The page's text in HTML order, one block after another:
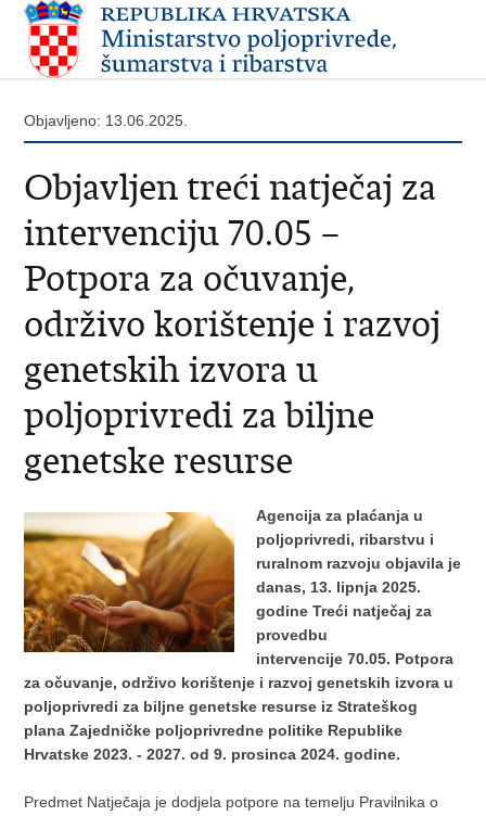
Objavljeno: 13.06.2025.
Objavljen treći natječaj za
intervenciju 70.05 –
Potpora za očuvanje,
održivo korištenje i razvoj
genetskih izvora u
poljoprivredi za biljne
genetske resurse
Agencija za plaćanja u
poljoprivredi, ribarstvu i
ruralnom razvoju objavila je
danas, 13. lipnja 2025.
godine Treći natječaj za
provedbu
intervencije 70.05. Potpora
za očuvanje, održivo korištenje i razvoj genetskih izvora u
poljoprivredi za biljne genetske resurse iz Strateškog
plana Zajedničke poljoprivredne politike Republike
Hrvatske 2023. - 2027. od 9. prosinca 2024. godine.
Predmet Natječaja je dodjela potpore na temelju Pravilnika o